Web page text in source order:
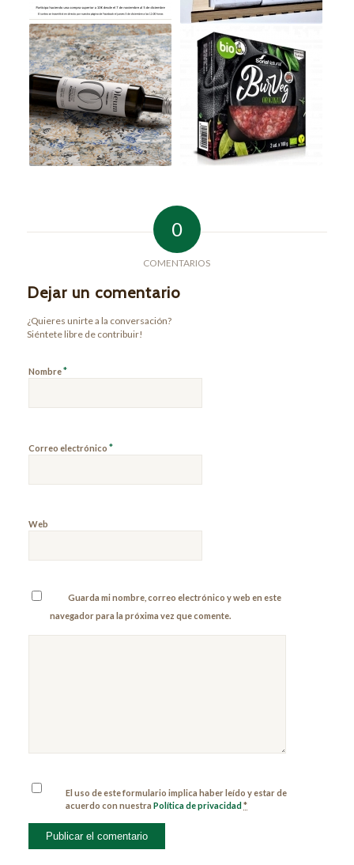
0
COMENTARIOS
Dejar un comentario
¿Quieres unirte a la conversación?
Siéntete libre de contribuir!
Nombre*
Correo electrónico *
Web
Guarda mi nombre, correo electrónico y web en este
navegador para la próxima vez que comente.
El uso de este formulario implica haber leído y estar de
acuerdo con nuestraPolítica de privacidad *